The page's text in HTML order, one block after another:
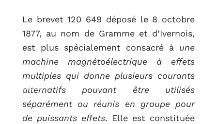
RETOUR
Le brevet 120 649 déposé le 8 octobre
1877, au nom de Gramme et d’Ivernois,
est plus spécialement consacré à une
machine magnétoélectrique à effets
multiples qui donne plusieurs courants
alternatifs pouvant être utilisés
séparément ou réunis en groupe pour
de puissants effets. Elle est constituée